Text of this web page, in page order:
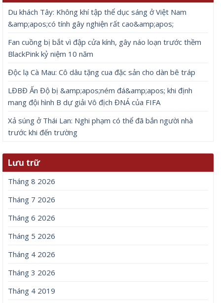
Du khách Tây: Không khí tập thể dục sáng ở Việt Nam
&amp;apos;có tính gây nghiện rất cao&amp;apos;
Fan cuồng bị bắt vì đập cửa kính, gây náo loạn trước thềm
BlackPink kỷ niệm 10 năm
Độc lạ Cà Mau: Cô dâu tặng cua đặc sản cho dàn bê tráp
LĐBĐ Ấn Độ bị &amp;apos;ném đá&amp;apos; khi định
mang đội hình B dự giải Vô địch ĐNÁ của FIFA
Xả súng ở Thái Lan: Nghi phạm có thể đã bắn người nhà
trước khi đến trường
Lưu trữ
Tháng 8 2026
Tháng 7 2026
Tháng 6 2026
Tháng 5 2026
Tháng 4 2026
Tháng 3 2026
Tháng 4 2019